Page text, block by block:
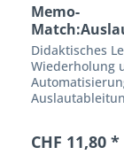
Memo-
schwer
Didaktisches
Wiederholung
Vier
CHF 11,80 *